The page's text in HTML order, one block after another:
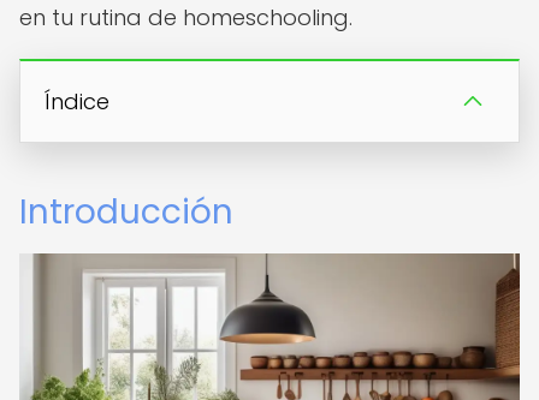
en tu rutina de homeschooling.
Índice
Introducción